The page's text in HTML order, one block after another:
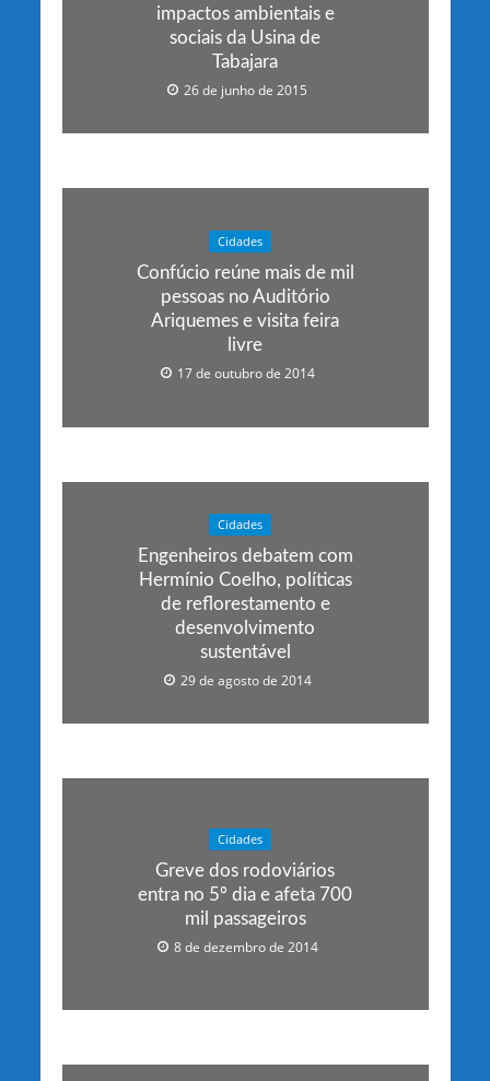
impactos ambientais e
sociais da Usina de
Tabajara
26 de junho de 2015
Cidades
Confúcio reúne mais de mil
pessoas no Auditório
Ariquemes e visita feira
livre
17 de outubro de 2014
Cidades
Engenheiros debatem com
Hermínio Coelho, políticas
de reflorestamento e
desenvolvimento
sustentável
29 de agosto de 2014
Cidades
Greve dos rodoviários
entra no 5º dia e afeta 700
mil passageiros
8 de dezembro de 2014